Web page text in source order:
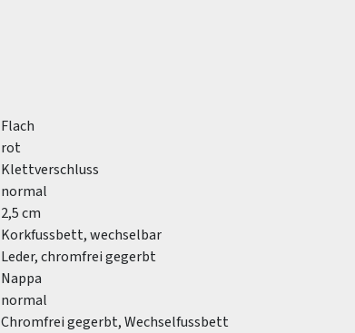
Flach
rot
Klettverschluss
normal
2,5 cm
Korkfussbett, wechselbar
Leder, chromfrei gegerbt
Nappa
normal
Chromfrei gegerbt, Wechselfussbett